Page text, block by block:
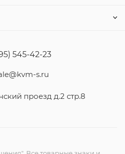
545-42-23
s.ru
проезд д.2 стр.8